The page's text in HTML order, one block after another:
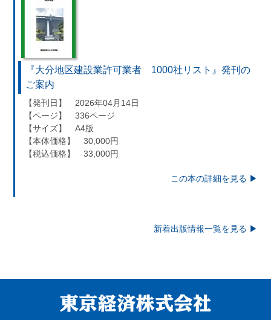
『大分地区建設業許可業者 1000社リスト』発刊の
ご案内
【発刊日】 2026年04月14日
【ページ】 336ページ
【サイズ】 A4版
【本体価格】 30,000円
【税込価格】 33,000円
この本の詳細を見る ▶︎
新着出版情報一覧を見る ▶︎